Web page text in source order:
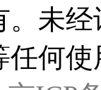
。未
任何使